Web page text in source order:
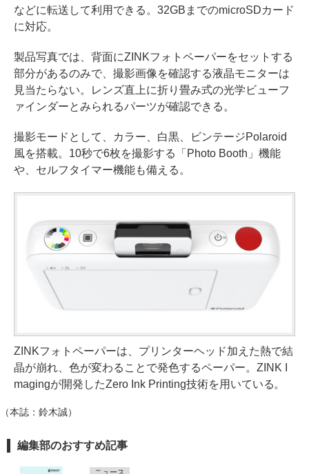
などに転送して利用できる。32GBまでのmicroSDカード
に対応。
製品写真では、背面にZINKフォトペーパーをセットする
部分があるのみで、撮影画像を確認する液晶モニターは
見当たらない。レンズ直上に折り畳み式の光学ビューフ
ァインダーとみられるパーツが確認できる。
撮影モードとして、カラー、白黒、ビンテージPolaroid
風を搭載。10秒で6枚を撮影する「Photo Booth」機能
や、セルフタイマー機能も備える。
ZINKフォトペーパーは、プリンターヘッド加えた熱で結
晶が崩れ、色が変わることで発色するペーパー。ZINK I
magingが開発したZero Ink Printing技術を用いている。
（本誌：鈴木誠）
編集部のおすすめ記事
ニュース